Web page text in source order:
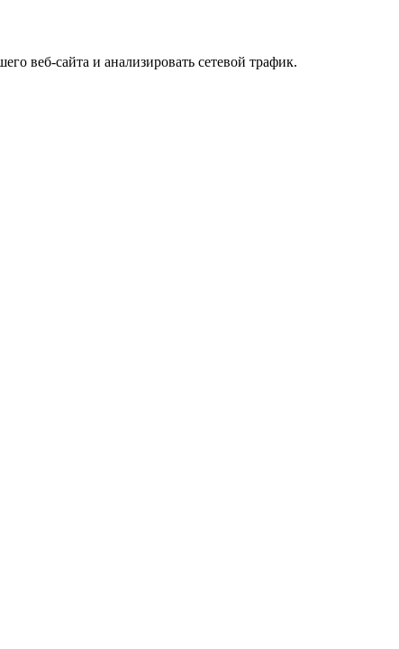
веб-сайта и анализировать сетевой трафик.